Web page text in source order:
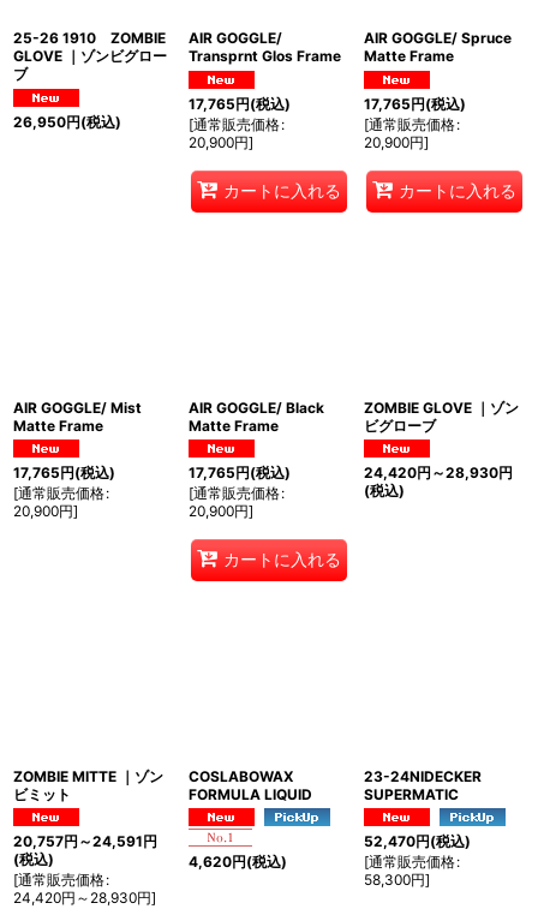
25-26 1910 ZOMBIE
GLOVE ｜ゾンビグロー
ブ
26,950円(税込)
AIR GOGGLE/
Transprnt Glos Frame
17,765円(税込)
[通常販売価格:
20,900円]
カートに入れる
AIR GOGGLE/ Spruce
Matte Frame
17,765円(税込)
[通常販売価格:
20,900円]
カートに入れる
AIR GOGGLE/ Mist
Matte Frame
17,765円(税込)
[通常販売価格:
20,900円]
AIR GOGGLE/ Black
Matte Frame
17,765円(税込)
[通常販売価格:
20,900円]
カートに入れる
ZOMBIE GLOVE ｜ゾン
ビグローブ
24,420円 ～28,930円
(税込)
ZOMBIE MITTE ｜ゾン
ビミット
20,757円 ～24,591円
(税込)
[通常販売価格:
24,420円 ～28,930円]
COSLABOWAX
FORMULA LIQUID
4,620円(税込)
23-24NIDECKER
SUPERMATIC
52,470円(税込)
[通常販売価格:
58,300円]